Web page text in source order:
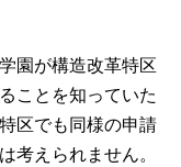
園が構造改革特区
ことを知っていた
区でも同様の申請
考えられません。